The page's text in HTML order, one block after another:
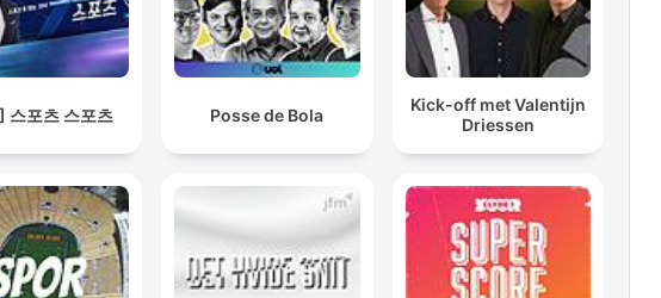
스포츠 스포츠 Posse de Bola
Kick-off met Valentijn
Driessen